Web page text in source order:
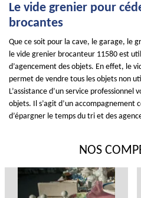
Le vide grenier pour
brocantes
Que ce soit pour la cave, le garage, le
le vide grenier brocanteur 11580 est
d’agencement des objets. En effet, le
permet de vendre tous les objets non
L’assistance d’un service professionnel
objets. Il s’agit d’un accompagnement
d’épargner le temps du tri et des
NOS